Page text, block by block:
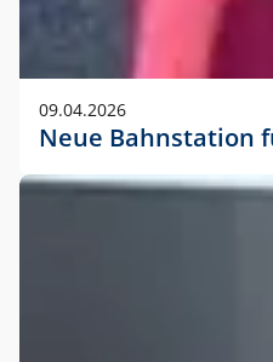
09.04.2026
Neue Bahnstation